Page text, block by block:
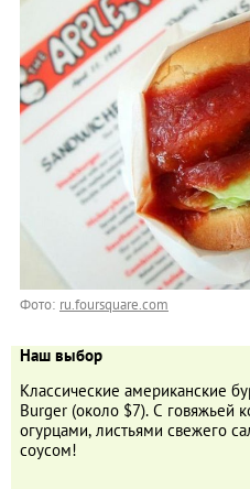
Фото: ru.foursquare.com
Наш выбор
Классические американские
Burger (около $7). С говяжьей
огурцами, листьями свежего
соусом!